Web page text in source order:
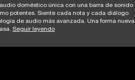
doméstico única con una barra de sonido
potentes. Siente cada nota y cada diálogo
de audio más avanzada. Una forma nueva
Seguir leyendo